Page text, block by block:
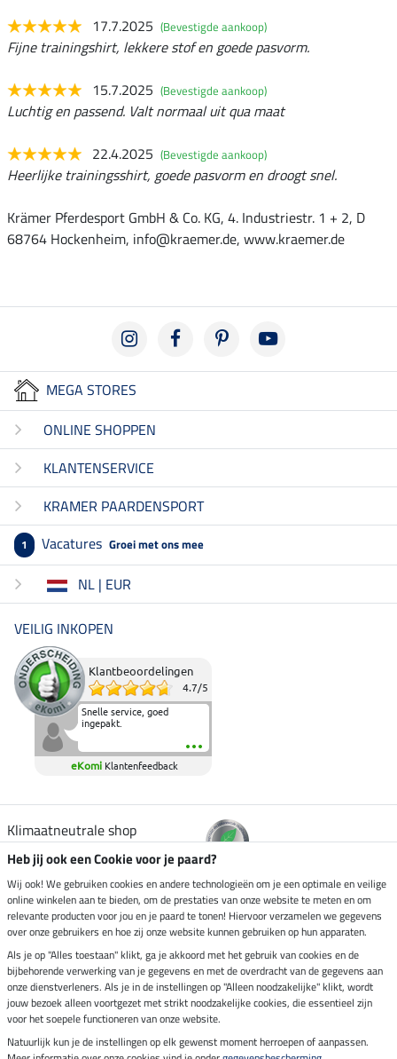
17.7.2025 (Bevestigde aankoop)
Fijne trainingshirt, lekkere stof en goede pasvorm.
15.7.2025 (Bevestigde aankoop)
Luchtig en passend. Valt normaal uit qua maat
22.4.2025 (Bevestigde aankoop)
Heerlijke trainingsshirt, goede pasvorm en droogt snel.
Krämer Pferdesport GmbH & Co. KG, 4. Industriestr. 1 + 2, D
68764 Hockenheim, info@kraemer.de, www.kraemer.de
MEGA STORES
ONLINE SHOPPEN
KLANTENSERVICE
KRAMER PAARDENSPORT
1 Vacatures Groei met ons mee
NL | EUR
VEILIG INKOPEN
Klantbeoordelingen
4.7/5
Snelle service, goed
ingepakt.
eKomi Klantenfeedback
Klimaatneutrale shop
Verzending per
Veilig betalen met
Impressum
Heb jij ook een Cookie voor je paard?
Wij ook! We gebruiken cookies en andere technologieën om je een optimale en veilige
online winkelen aan te bieden, om de prestaties van onze website te meten en om
relevante producten voor jou en je paard te tonen! Hiervoor verzamelen we gegevens
over onze gebruikers en hoe zij onze website kunnen gebruiken op hun apparaten.
Als je op "Alles toestaan" klikt, ga je akkoord met het gebruik van cookies en de
bijbehorende verwerking van je gegevens en met de overdracht van de gegevens aan
onze dienstverleners. Als je in de instellingen op "Alleen noodzakelijke" klikt, wordt
jouw bezoek alleen voortgezet met strikt noodzakelijke cookies, die essentieel zijn
voor het soepele functioneren van onze website.
Natuurlijk kun je de instellingen op elk gewenst moment herroepen of aanpassen.